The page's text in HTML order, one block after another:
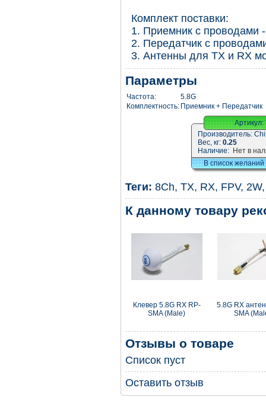
Комплект поставки:
1. Приемник с проводами
2. Передатчик с
3. Антенны для TX и RX
Параметры
Частота:
5.8G
Комплектность: Приемник + Передатчик
Артикул:
Производитель:
Вес, кг: 0.25
Наличие: Нет в
В список желаний
Теги: 8Ch, TX, RX, FPV, 2W
К данному товару
Клевер 5.8G RX RP-
SMA (Male)
5.8G RX
SMA
Отзывы о товаре
Список пуст
Оставить отзыв